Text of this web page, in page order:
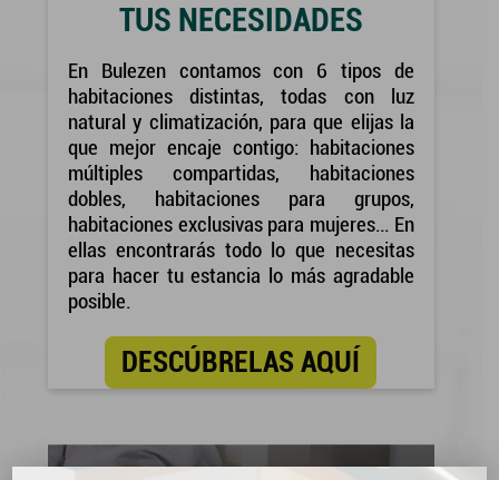
TUS NECESIDADES
En Bulezen contamos con 6 tipos de
habitaciones distintas, todas con luz
natural y climatización, para que elijas la
que mejor encaje contigo: habitaciones
múltiples compartidas, habitaciones
dobles, habitaciones para grupos,
habitaciones exclusivas para mujeres… En
ellas encontrarás todo lo que necesitas
para hacer tu estancia lo más agradable
posible.
DESCÚBRELAS AQUÍ